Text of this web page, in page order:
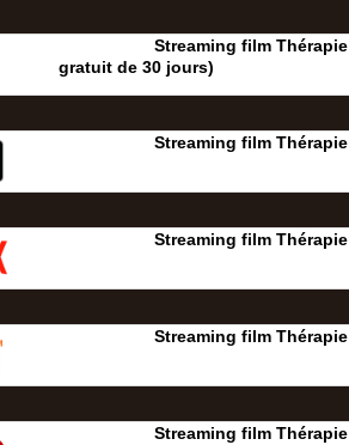
Streaming film
gratuit de 30 jours‎)
Streaming film
Streaming film
Streaming film
Streaming film